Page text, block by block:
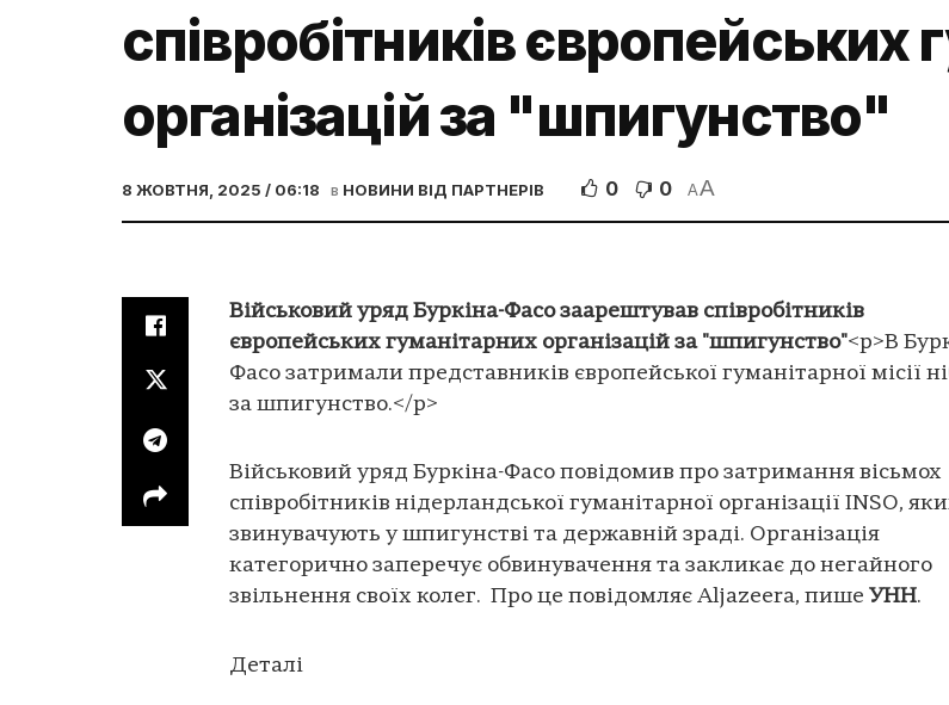
співробітників європейських
організацій за "шпигунство"
8 ЖОВТНЯ, 2025 / 06:18 в НОВИНИ ВІД ПАРТНЕРІВ 0 0 AA
Військовий уряд Буркіна-Фасо заарештував співробітників
європейських гуманітарних організацій за "шпигунство"<p>В
Фасо затримали представників європейської гуманітарної місії
за шпигунство.</p>
Військовий уряд Буркіна-Фасо повідомив про затримання вісьмох
співробітників нідерландської гуманітарної організації INSO,
звинувачують у шпигунстві та державній зраді. Організація
категорично заперечує обвинувачення та закликає до негайного
звільнення своїх колег. Про це повідомляє Аljazeera, пише УНН.
Деталі